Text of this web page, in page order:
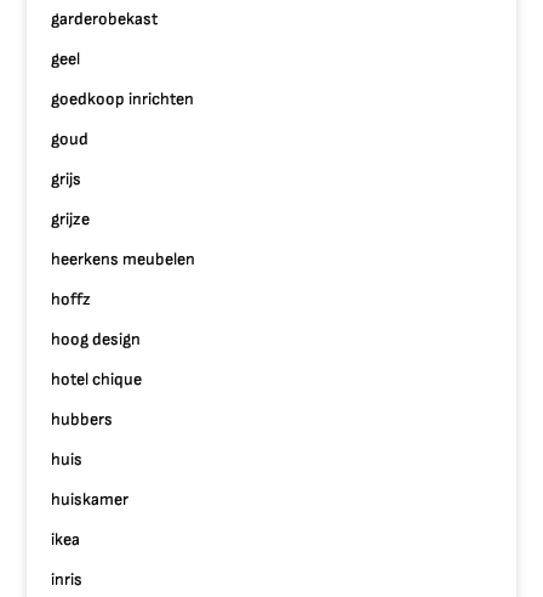
garderobekast
geel
goedkoop inrichten
goud
grijs
grijze
heerkens meubelen
hoffz
hoog design
hotel chique
hubbers
huis
huiskamer
ikea
inris